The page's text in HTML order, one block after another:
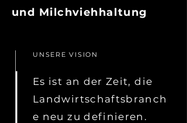
und Milchviehhaltung
UNSERE VISION
Es ist an der Zeit, die
Landwirtschaftsbranch
e neu zu definieren.